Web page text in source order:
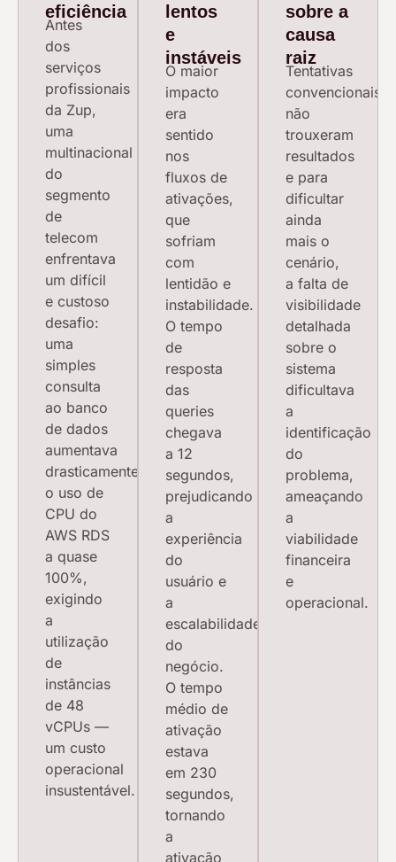
eficiência
Antes
dos
serviços
profissionais
da Zup,
uma
multinacional
do
segmento
de
telecom
enfrentava
um difícil
e custoso
desafio:
uma
simples
consulta
ao banco
de dados
aumentava
drasticamente
o uso de
CPU do
AWS RDS
a quase
100%,
exigindo
a
utilização
de
instâncias
de 48
vCPUs —
um custo
operacional
insustentável.
lentos
e
instáveis
O maior
impacto
era
sentido
nos
fluxos de
ativações,
que
sofriam
com
lentidão e
instabilidade.
O tempo
de
resposta
das
queries
chegava
a 12
segundos,
prejudicando
a
experiência
do
usuário e
a
escalabilidade
do
negócio.
O tempo
médio de
ativação
estava
em 230
segundos,
tornando
a
ativação
sobre a
causa
raiz
Tentativas
convencionais
não
trouxeram
resultados
e para
dificultar
ainda
mais o
cenário,
a falta de
visibilidade
detalhada
sobre o
sistema
dificultava
a
identificação
do
problema,
ameaçando
a
viabilidade
financeira
e
operacional.